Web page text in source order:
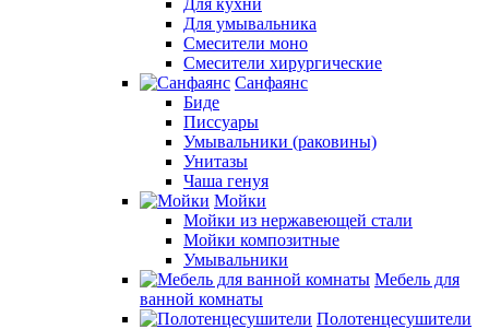
Для кухни
Для умывальника
Смесители моно
Смесители хирургические
Санфаянс
Биде
Писсуары
Умывальники (раковины)
Унитазы
Чаша генуя
Мойки
Мойки из нержавеющей стали
Мойки композитные
Умывальники
Мебель для
ванной комнаты
Полотенцесушители